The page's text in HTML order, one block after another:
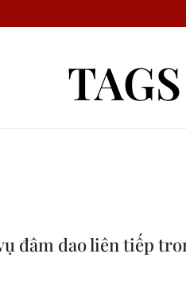
TAGS
đâm dao liên tiếp